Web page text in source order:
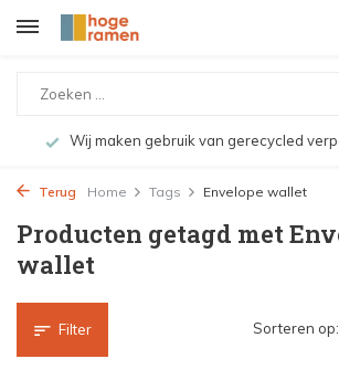
Wij maken gebruik van gerecycled
Terug Home Tags Envelope wallet
Producten getagd met
wallet
Filter Sorteren op: